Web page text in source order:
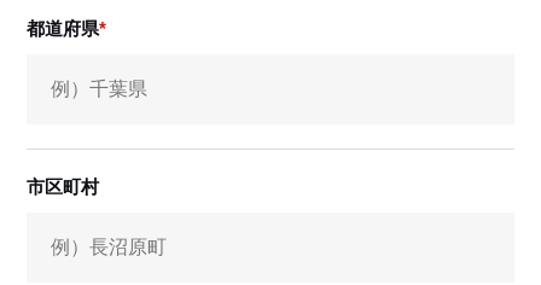
都道府県
市区町村